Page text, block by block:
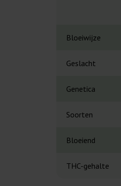
Bloeiwijze
Geslacht
Genetica
Soorten
Bloeiend
THC-gehalte